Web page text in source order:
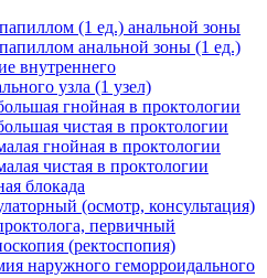
(1 ед.) анальной зоны
анальной зоны (1 ед.)
внутреннего
узла (1 узел)
гнойная в проктологии
чистая в проктологии
гнойная в проктологии
чистая в проктологии
блокада
(осмотр, консультация)
первичный
(ректоспопия)
наружного геморроидального